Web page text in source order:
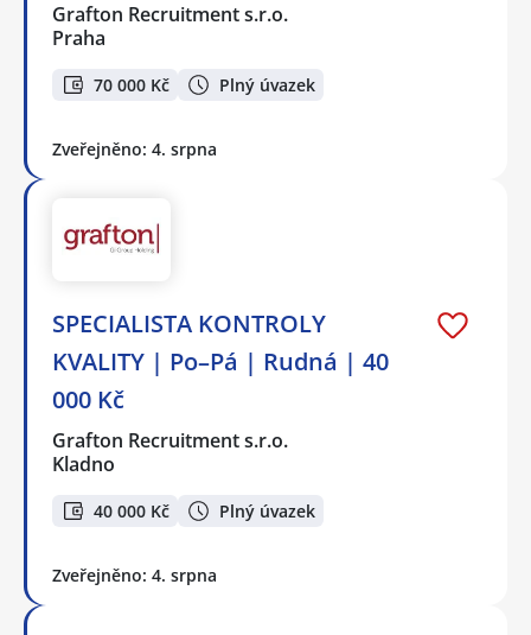
Grafton Recruitment s.r.o.
Praha
70 000 Kč Plný úvazek
Zveřejněno: 4. srpna
SPECIALISTA KONTROLY
KVALITY | Po–Pá | Rudná | 40
000 Kč
Grafton Recruitment s.r.o.
Kladno
40 000 Kč Plný úvazek
Zveřejněno: 4. srpna